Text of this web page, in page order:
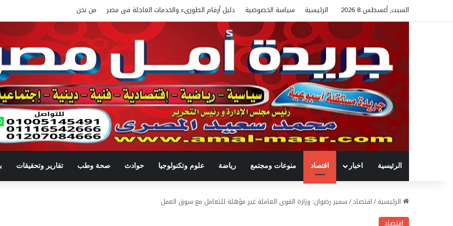
السبت, أغسطس 8 2026 الرئيسية سياسة الخصوصية دليل أرقام الطورىء والخدمات العاجلة فى مصر من نحن
الرئيسية اخبار اقتصاد منوعات ومجتمع رياضة علوم وتكنولوجيا حوادث صحة وطب تقارير وتحقيقات
الرئيسية/اقتصاد/سمير رضوان: وزارة القوى العاملة غير مؤهلة للتعامل مع سوق العمل
اقتصاد